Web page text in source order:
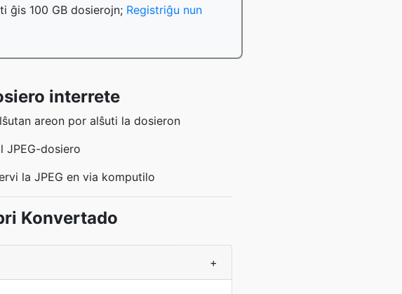
ĝis 100 GB dosierojn; Registriĝu nun
interrete
areon por alŝuti la dosieron
JPEG-dosiero
la JPEG en via komputilo
Konvertado
+